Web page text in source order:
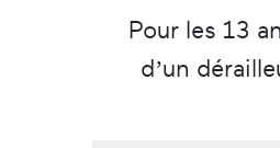
Pour les 13
d’un